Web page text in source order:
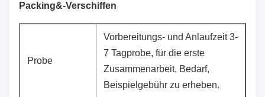
Packing&-Verschiffen
Probe
Vorbereitungs- und Anlaufzeit 3-
7 Tagprobe, für die erste
Zusammenarbeit, Bedarf,
Beispielgebühr zu erheben.